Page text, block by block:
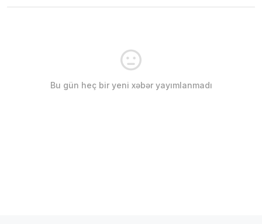
Bu gün heç bir yeni xəbər yayımlanmadı